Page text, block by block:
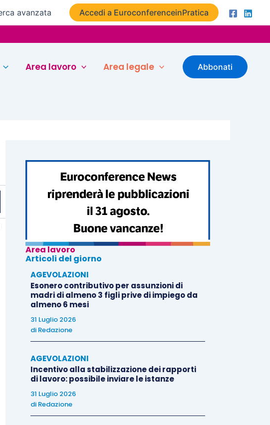
avanzata Accedi a EuroconferenceinPratica
Area lavoro Area legale Abbonati
Area lavoro
Articoli del giorno
AGEVOLAZIONI
Esonero contributivo per assunzioni di
madri di almeno 3 figli prive di impiego da
almeno 6 mesi
31 Luglio 2026
di Redazione
AGEVOLAZIONI
Incentivo alla stabilizzazione dei rapporti
di lavoro: possibile inviare le istanze
31 Luglio 2026
di Redazione